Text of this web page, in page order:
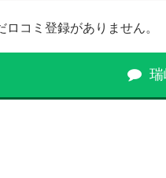
ロコミ登録がありません。